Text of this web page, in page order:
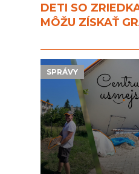
DETI SO
MÔŽU ZÍSKAŤ
SPRÁVY